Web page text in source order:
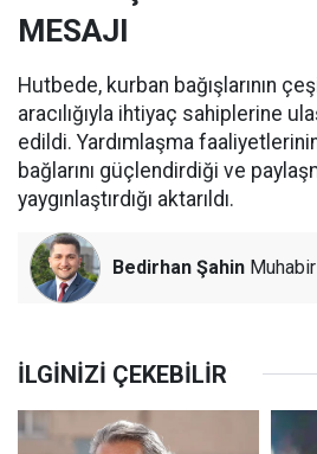
MESAJI
Hutbede, kurban bağışlarının
aracılığıyla ihtiyaç sahiplerine
edildi. Yardımlaşma
bağlarını güçlendirdiği ve
yaygınlaştırdığı aktarıldı.
Bedirhan Şahin Muhabir